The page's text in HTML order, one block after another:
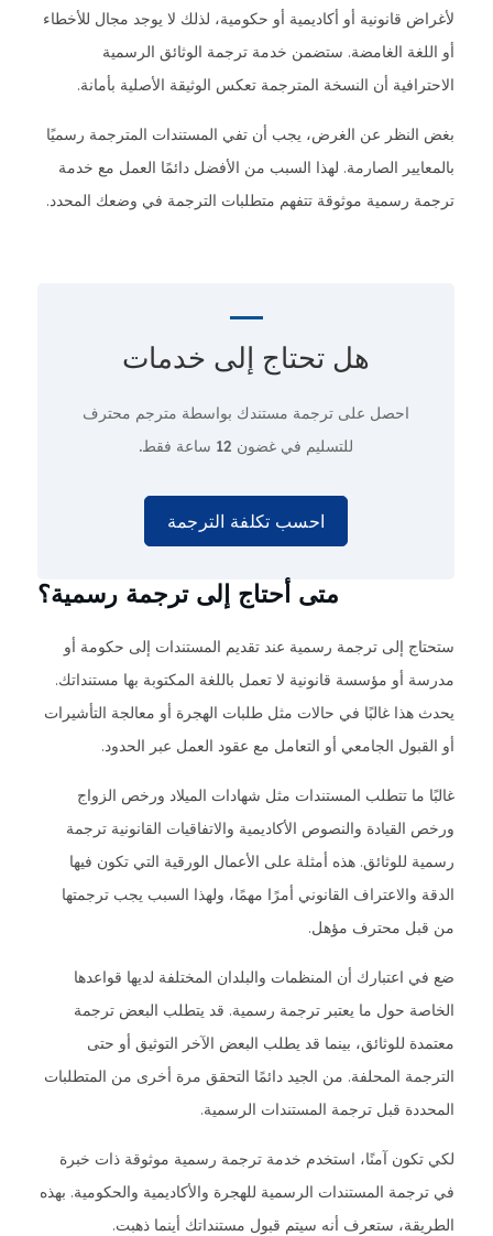
لأغراض قانونية أو أكاديمية أو حكومية، لذلك لا يوجد مجال للأخطاء
أو اللغة الغامضة. ستضمن خدمة ترجمة الوثائق الرسمية
الاحترافية أن النسخة المترجمة تعكس الوثيقة الأصلية بأمانة.
بغض النظر عن الغرض، يجب أن تفي المستندات المترجمة رسميًا
بالمعايير الصارمة. لهذا السبب من الأفضل دائمًا العمل مع خدمة
ترجمة رسمية موثوقة تتفهم متطلبات الترجمة في وضعك المحدد.
هل تحتاج إلى خدمات
احصل على ترجمة مستندك بواسطة مترجم محترف
للتسليم في غضون 12 ساعة فقط.
احسب تكلفة الترجمة
متى أحتاج إلى ترجمة رسمية؟
ستحتاج إلى ترجمة رسمية عند تقديم المستندات إلى حكومة أو
مدرسة أو مؤسسة قانونية لا تعمل باللغة المكتوبة بها مستنداتك.
يحدث هذا غالبًا في حالات مثل طلبات الهجرة أو معالجة التأشيرات
أو القبول الجامعي أو التعامل مع عقود العمل عبر الحدود.
غالبًا ما تتطلب المستندات مثل شهادات الميلاد ورخص الزواج
ورخص القيادة والنصوص الأكاديمية والاتفاقيات القانونية ترجمة
رسمية للوثائق. هذه أمثلة على الأعمال الورقية التي تكون فيها
الدقة والاعتراف القانوني أمرًا مهمًا، ولهذا السبب يجب ترجمتها
من قبل محترف مؤهل.
ضع في اعتبارك أن المنظمات والبلدان المختلفة لديها قواعدها
الخاصة حول ما يعتبر ترجمة رسمية. قد يتطلب البعض ترجمة
معتمدة للوثائق، بينما قد يطلب البعض الآخر التوثيق أو حتى
الترجمة المحلفة. من الجيد دائمًا التحقق مرة أخرى من المتطلبات
المحددة قبل ترجمة المستندات الرسمية.
لكي تكون آمنًا، استخدم خدمة ترجمة رسمية موثوقة ذات خبرة
في ترجمة المستندات الرسمية للهجرة والأكاديمية والحكومية. بهذه
الطريقة، ستعرف أنه سيتم قبول مستنداتك أينما ذهبت.